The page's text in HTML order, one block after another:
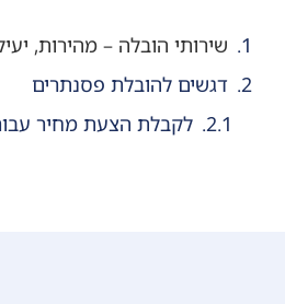
שירותי הובלה – מהירות,
דגשים להובלת פסנתרים
לקבלת הצעת מחיר